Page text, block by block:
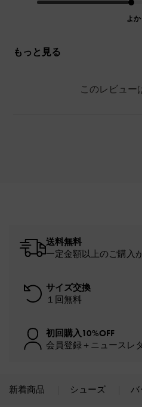
よ
もっと見る
このレビュー
送料無料
一定金額以上のご購入
サイズ交換
１回無料
初回購入10%OFF
会員登録＋ニュースレ
新着商品 シューズ バ